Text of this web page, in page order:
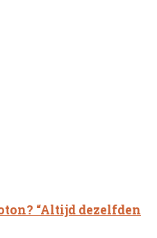
“Altijd dezelfden